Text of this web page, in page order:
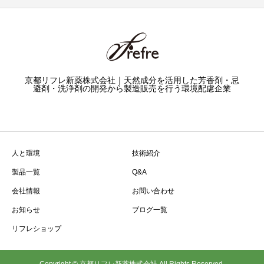
京都リフレ新薬株式会社｜天然成分を活用した芳香剤・忌
避剤・洗浄剤の開発から製造販売を行う環境配慮企業
人と環境 技術紹介
製品一覧 Q&A
会社情報 お問い合わせ
お知らせ ブログ一覧
リフレショップ